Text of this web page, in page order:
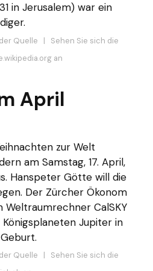
in Jerusalem) war ein
Quelle | Sehen Sie sich die
an
April
zur Welt
am Samstag, 17. April,
Hanspeter Götte will die
Der Zürcher Ökonom
CalSKY
Jupiter in
Quelle | Sehen Sie sich die